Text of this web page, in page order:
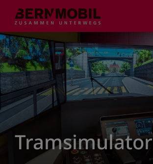
Inhalt
Tramsimulator